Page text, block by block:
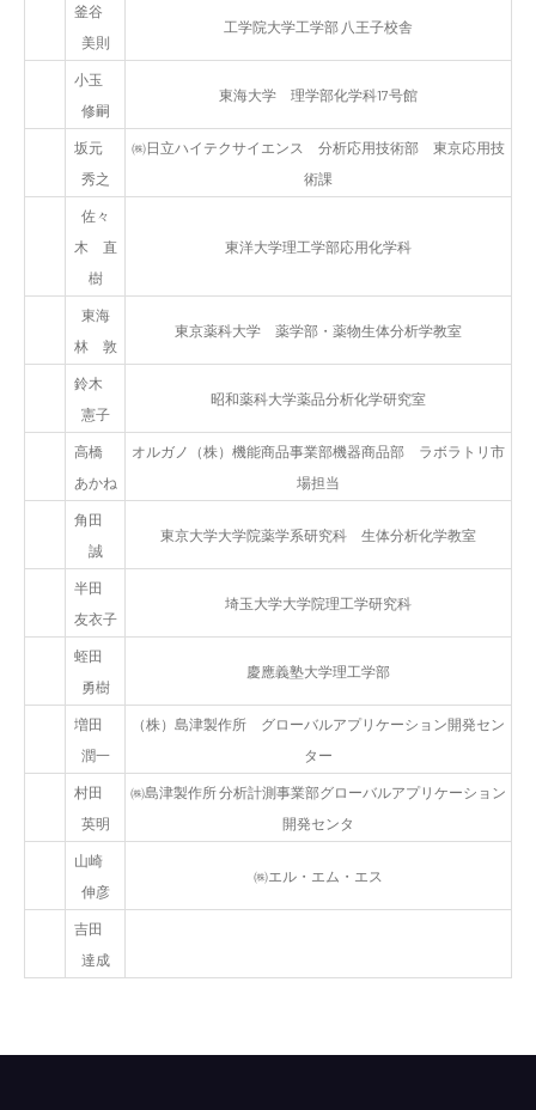
釜谷
美則
工学院大学工学部 八王子校舎
小玉
修嗣
東海大学 理学部化学科17号館
坂元
秀之
㈱日立ハイテクサイエンス 分析応用技術部 東京応用技
術課
佐々
木 直
樹
東洋大学理工学部応用化学科
東海
林 敦
東京薬科大学 薬学部・薬物生体分析学教室
鈴木
憲子
昭和薬科大学薬品分析化学研究室
高橋
あかね
オルガノ（株）機能商品事業部機器商品部 ラボラトリ市
場担当
角田
誠
東京大学大学院薬学系研究科 生体分析化学教室
半田
友衣子
埼玉大学大学院理工学研究科
蛭田
勇樹
慶應義塾大学理工学部
増田
潤一
（株）島津製作所 グローバルアプリケーション開発セン
ター
村田
英明
㈱島津製作所 分析計測事業部グローバルアプリケーション
開発センタ
山崎
伸彦
㈱エル・エム・エス
吉田
達成